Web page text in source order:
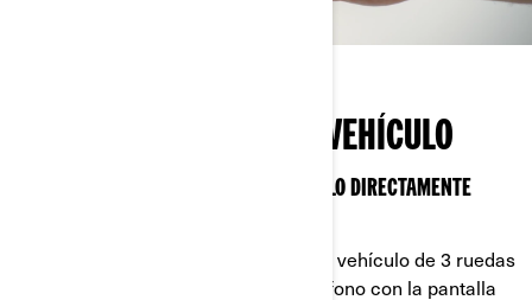
CONECTA BRP GO! A TU VEHÍCULO
CONSULTA LA INFORMACIÓN DEL VEHÍCULO DIRECTAMENTE
Añade tu moto eléctrica Can-Am o tu vehículo de 3 ruedas
a tu cuenta BRP GO! y vincula tu teléfono con la pantalla